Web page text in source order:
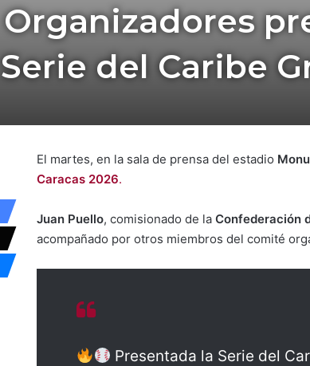
Organizadores
Serie del Caribe
El martes, en la sala de prensa del estadio
Caracas 2026.
Juan Puello, comisionado de la Confederación
acompañado por otros miembros del comité
Presentada la Serie del